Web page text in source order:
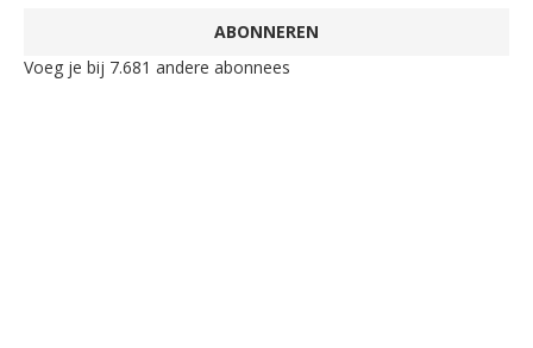
ABONNEREN
Voeg je bij 7.681 andere abonnees